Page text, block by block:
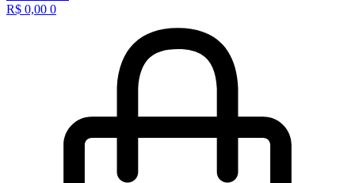
R$ 0,00 0